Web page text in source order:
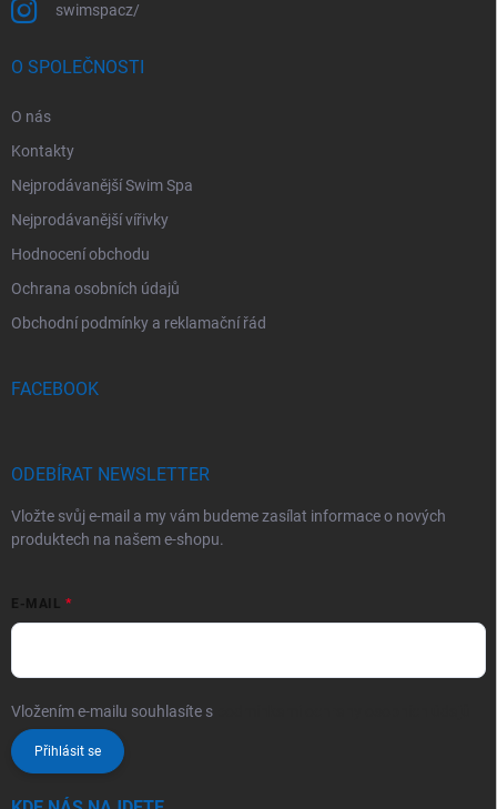
swimspacz/
O SPOLEČNOSTI
O nás
Kontakty
Nejprodávanější Swim Spa
Nejprodávanější vířivky
Hodnocení obchodu
Ochrana osobních údajů
Obchodní podmínky a reklamační řád
FACEBOOK
ODEBÍRAT NEWSLETTER
Vložte svůj e-mail a my vám budeme zasílat informace o nových
produktech na našem e-shopu.
E-MAIL
Vložením e-mailu souhlasíte s
Přihlásit se